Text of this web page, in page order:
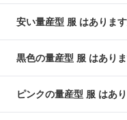
安い量産型 服 はありま
黒色の量産型 服 はあり
ピンクの量産型 服 はあ